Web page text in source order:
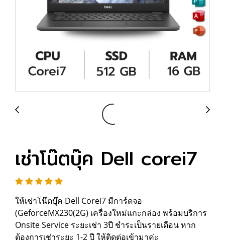
เช่าโน๊ตบุ๊ค Dell corei7
ให้เช่าโน๊ตบุ๊ค Dell Corei7 มีการ์ดจอ
(GeforceMX230(2G) เครื่องใหม่แกะกล่อง พร้อมบริการ
Onsite Service ระยะเช่า 3ปี ชำระเป็นรายเดือน หาก
ต้องการเช่าระยะ 1-2 ปี ให้ติดต่อเข้ามาค่ะ